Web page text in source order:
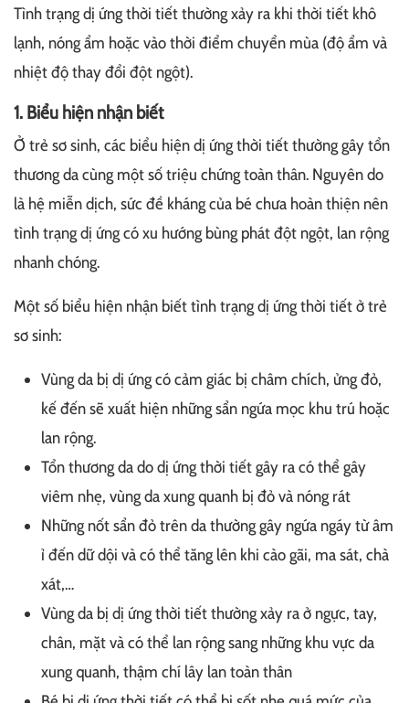
Tình trạng dị ứng thời tiết thường xảy ra khi thời tiết khô
lạnh, nóng ẩm hoặc vào thời điểm chuyển mùa (độ ẩm và
nhiệt độ thay đổi đột ngột).
1. Biểu hiện nhận biết
Ở trẻ sơ sinh, các biểu hiện dị ứng thời tiết thường gây tổn
thương da cùng một số triệu chứng toàn thân. Nguyên do
là hệ miễn dịch, sức đề kháng của bé chưa hoàn thiện nên
tình trạng dị ứng có xu hướng bùng phát đột ngột, lan rộng
nhanh chóng.
Một số biểu hiện nhận biết tình trạng dị ứng thời tiết ở trẻ
sơ sinh:
Vùng da bị dị ứng có cảm giác bị châm chích, ửng đỏ,
kế đến sẽ xuất hiện những sẩn ngứa mọc khu trú hoặc
lan rộng.
Tổn thương da do dị ứng thời tiết gây ra có thể gây
viêm nhẹ, vùng da xung quanh bị đỏ và nóng rát
Những nốt sẩn đỏ trên da thường gây ngứa ngáy từ âm
ỉ đến dữ dội và có thể tăng lên khi cào gãi, ma sát, chà
xát,…
Vùng da bị dị ứng thời tiết thường xảy ra ở ngực, tay,
chân, mặt và có thể lan rộng sang những khu vực da
xung quanh, thậm chí lây lan toàn thân